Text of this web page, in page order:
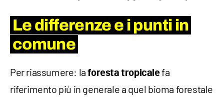
Le differenze e i punti in
comune
Per riassumere: laforesta tropicalefa
riferimento più in generale a quel bioma forestale